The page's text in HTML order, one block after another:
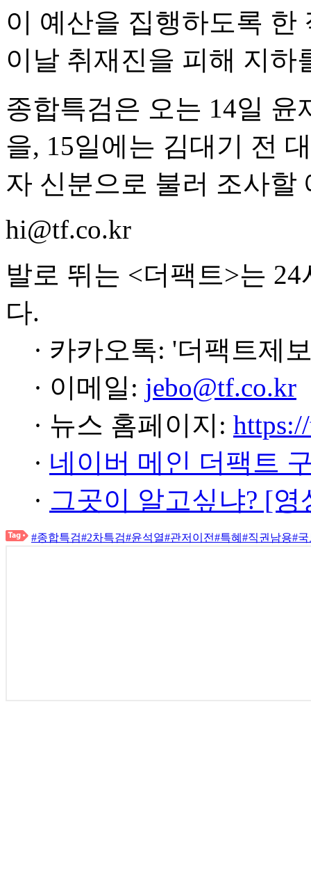
이 예산을 집행하도록 한
이날 취재진을 피해 지하
종합특검은 오는 14일
을, 15일에는 김대기 전
자 신분으로 불러 조사할
hi@tf.co.kr
발로 뛰는 <더팩트>는
다.
· 카카오톡: '더팩트제
· 이메일: jebo@tf.co.kr
· 뉴스 홈페이지:
· 네이버 메인 더팩트
· 그곳이 알고싶냐? [
#종합특검#2차특검#윤석열#관저이전#특혜 #직권남용#